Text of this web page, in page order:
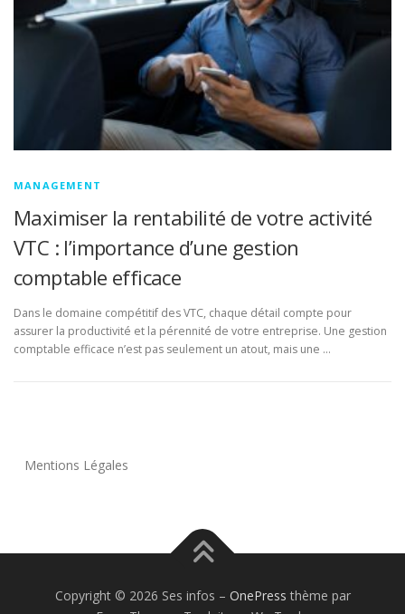
MANAGEMENT
Maximiser la rentabilité de votre activité
VTC : l’importance d’une gestion
comptable efficace
Dans le domaine compétitif des VTC, chaque détail compte pour
assurer la productivité et la pérennité de votre entreprise. Une gestion
comptable efficace n’est pas seulement un atout, mais une …
Mentions Légales
Copyright © 2026 Ses infos – OnePress thème par